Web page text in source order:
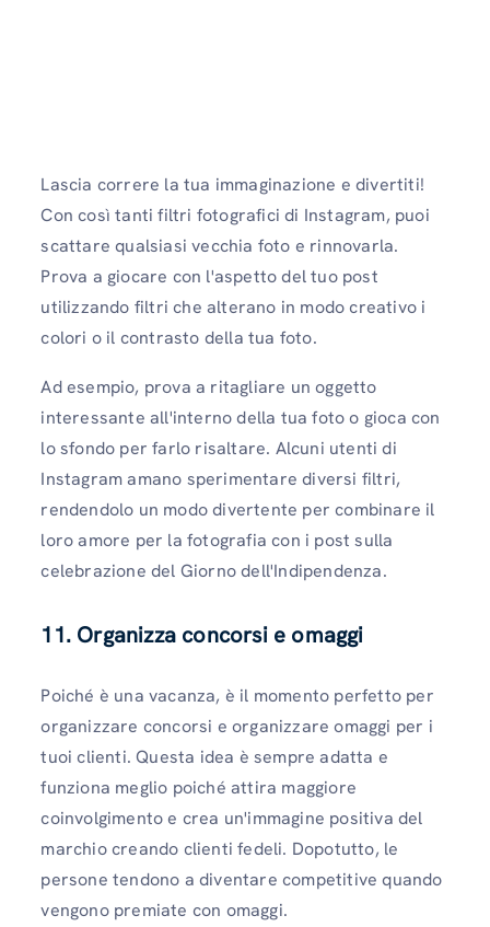
Lascia correre la tua immaginazione e divertiti!
Con così tanti filtri fotografici di Instagram, puoi
scattare qualsiasi vecchia foto e rinnovarla.
Prova a giocare con l'aspetto del tuo post
utilizzando filtri che alterano in modo creativo i
colori o il contrasto della tua foto.
Ad esempio, prova a ritagliare un oggetto
interessante all'interno della tua foto o gioca con
lo sfondo per farlo risaltare. Alcuni utenti di
Instagram amano sperimentare diversi filtri,
rendendolo un modo divertente per combinare il
loro amore per la fotografia con i post sulla
celebrazione del Giorno dell'Indipendenza.
11. Organizza concorsi e omaggi
Poiché è una vacanza, è il momento perfetto per
organizzare concorsi e organizzare omaggi per i
tuoi clienti. Questa idea è sempre adatta e
funziona meglio poiché attira maggiore
coinvolgimento e crea un'immagine positiva del
marchio creando clienti fedeli. Dopotutto, le
persone tendono a diventare competitive quando
vengono premiate con omaggi.